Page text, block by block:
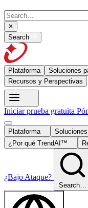
Search
Plataforma Soluciones
Recursos y Perspectivas
Iniciar prueba gratuita
Plataforma
¿Por qué TrendAI™
¿Bajo Ataque?
Search…